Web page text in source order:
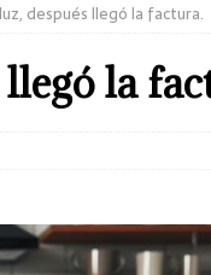
para mayores de 60 años
8 verdades incómodas sobre
de la Pérdida de Memoria:
después llegó la factura.
llegó la